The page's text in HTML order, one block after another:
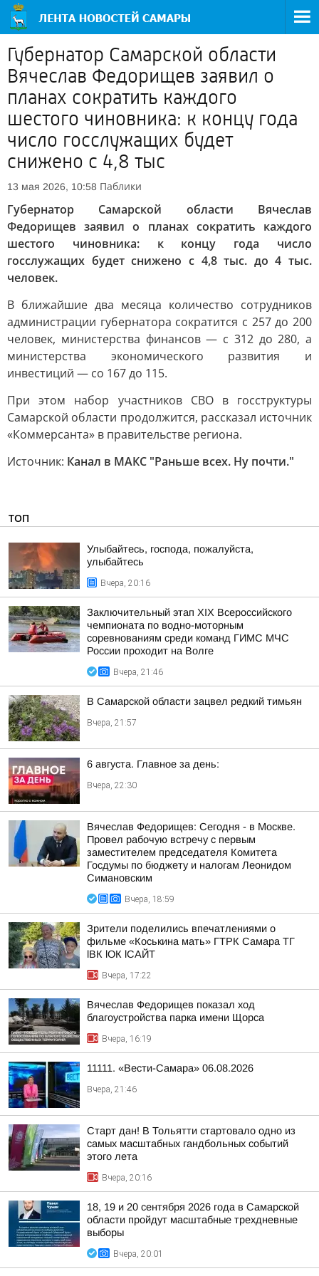
Губернатор Самарской области
Вячеслав Федорищев заявил о
планах сократить каждого
шестого чиновника: к концу года
число госслужащих будет
снижено с 4,8 тыс
13 мая 2026, 10:58 Паблики
Губернатор Самарской области Вячеслав
Федорищев заявил о планах сократить каждого
шестого чиновника: к концу года число
госслужащих будет снижено с 4,8 тыс. до 4 тыс.
человек.
В ближайшие два месяца количество сотрудников
администрации губернатора сократится с 257 до 200
человек, министерства финансов — с 312 до 280, а
министерства экономического развития и
инвестиций — со 167 до 115.
При этом набор участников СВО в госструктуры
Самарской области продолжится, рассказал источник
«Коммерсанта» в правительстве региона.
Источник: Канал в МАКС "Раньше всех. Ну почти."
ТОП
Улыбайтесь, господа, пожалуйста,
улыбайтесь
Вчера, 20:16
Заключительный этап XIХ Всероссийского
чемпионата по водно-моторным
соревнованиям среди команд ГИМС МЧС
России проходит на Волге
Вчера, 21:46
В Самарской области зацвел редкий тимьян
Вчера, 21:57
6 августа. Главное за день:
Вчера, 22:30
Вячеслав Федорищев: Сегодня - в Москве.
Провел рабочую встречу с первым
заместителем председателя Комитета
Госдумы по бюджету и налогам Леонидом
Симановским
Вчера, 18:59
Зрители поделились впечатлениями о
фильме «Коськина мать» ГТРК Самара ТГ
lВК lОК lСАЙТ
Вчера, 17:22
Вячеслав Федорищев показал ход
благоустройства парка имени Щорса
Вчера, 16:19
11111. «Вести-Самара» 06.08.2026
Вчера, 21:46
Старт дан! В Тольятти стартовало одно из
самых масштабных гандбольных событий
этого лета
Вчера, 20:16
18, 19 и 20 сентября 2026 года в Самарской
области пройдут масштабные трехдневные
выборы
Вчера, 20:01